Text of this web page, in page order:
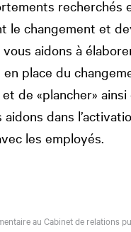
recherchés
le changement et
aidons à
place du
de «plancher»
dans
les employés.
au Cabinet de relations